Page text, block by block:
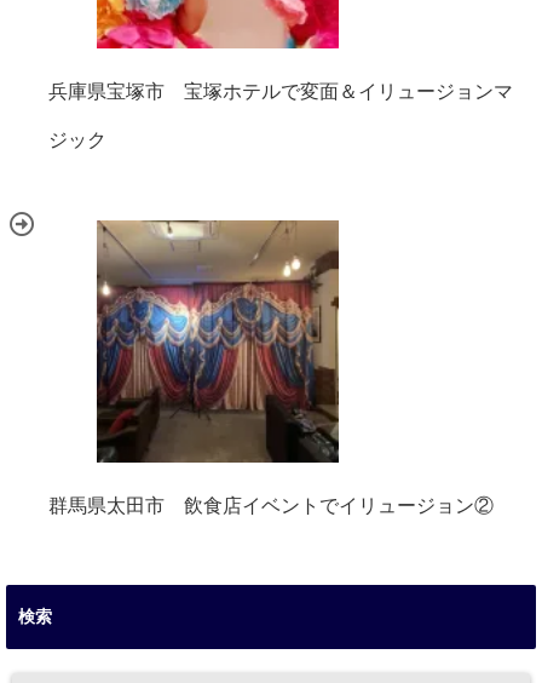
兵庫県宝塚市 宝塚ホテルで変面＆イリュージョンマ
ジック
群馬県太田市 飲食店イベントでイリュージョン②
検索